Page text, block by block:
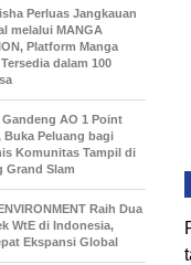
Perluas Jangkauan
melalui MANGA
Platform Manga
dalam 100
Gandeng AO 1 Point
Buka Peluang bagi
Komunitas Tampil di
Grand Slam
Raih Dua
WtE di Indonesia,
Ekspansi Global